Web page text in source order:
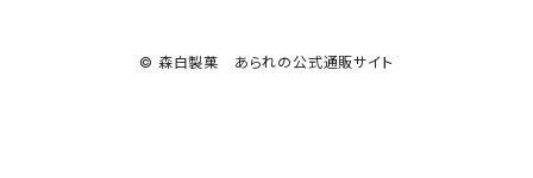
© 森白製菓 あられの公式通販サイト